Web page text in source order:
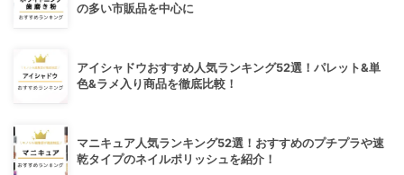
の多い市販品を中心に
アイシャドウおすすめ人気ランキング52選！パレット&単
色&ラメ入り商品を徹底比較！
マニキュア人気ランキング52選！おすすめのプチプラや速
乾タイプのネイルポリッシュを紹介！